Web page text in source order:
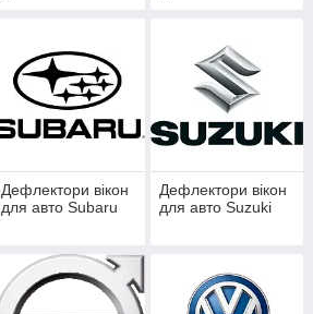
Дефлектори вікон
для авто Subaru
Дефлектори вікон
для авто Suzuki